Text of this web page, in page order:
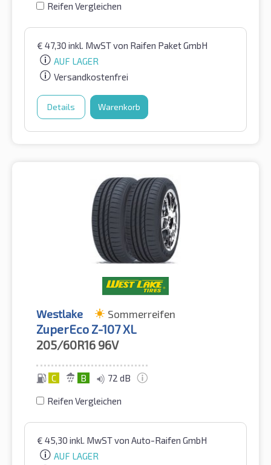
Reifen Vergleichen
€ 47,30 inkl. MwSTvon Raifen Paket GmbH
AUF LAGER
Versandkostenfrei
Details Warenkorb
Westlake Sommerreifen
ZuperEco Z-107 XL
205/60R16 96V
C B 72 dB
Reifen Vergleichen
€ 45,30 inkl. MwSTvon Auto-Raifen GmbH
AUF LAGER